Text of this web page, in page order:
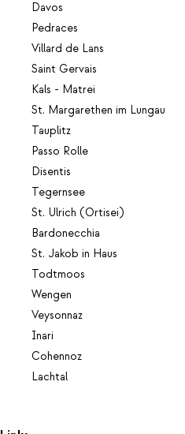
Davos
Pedraces
Villard de Lans
Saint Gervais
Kals - Matrei
St. Margarethen im Lungau
Tauplitz
Passo Rolle
Disentis
Tegernsee
St. Ulrich (Ortisei)
Bardonecchia
St. Jakob in Haus
Todtmoos
Wengen
Veysonnaz
Inari
Cohennoz
Lachtal